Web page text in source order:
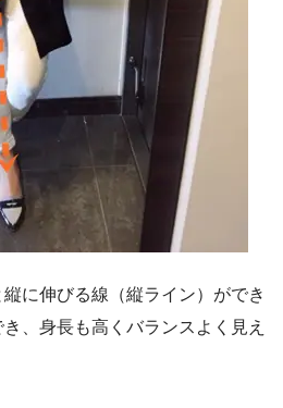
に伸びる線（縦ライン）ができ
、身長も高くバランスよく見え